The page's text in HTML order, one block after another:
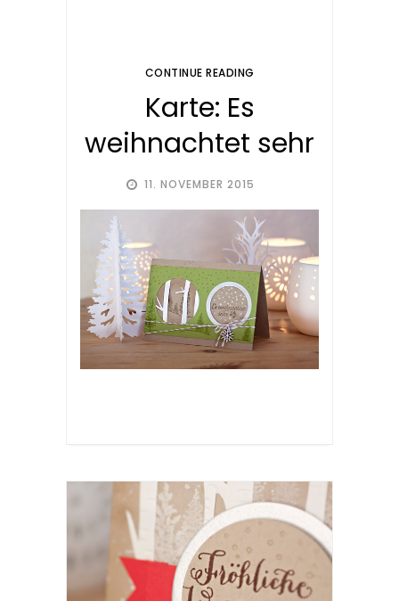
11. NOVEMBER 2015
Karte: Es
weihnachtet sehr
CONTINUE READING